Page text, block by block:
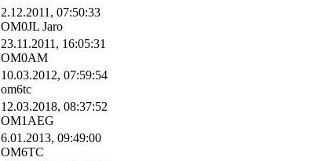
2.12.2011, 07:50:33
OM0JL Jaro
23.11.2011, 16:05:31
OM0AM
10.03.2012, 07:59:54
om6tc
12.03.2018, 08:37:52
OM1AEG
6.01.2013, 09:49:00
OM6TC